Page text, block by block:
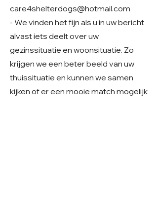
care4shelterdogs@hotmail.com
- We vinden het fijn als u in uw bericht
alvast iets deelt over uw
gezinssituatie en woonsituatie. Zo
krijgen we een beter beeld van uw
thuissituatie en kunnen we samen
kijken of er een mooie match mogelijk